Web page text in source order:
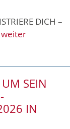
DICH –
weiter
SEIN
IN